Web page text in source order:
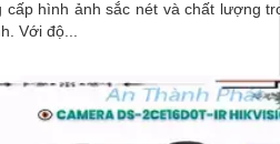
hình ảnh sắc nét và chất lượng
theo dõi và giám sát an ninh. Với độ...